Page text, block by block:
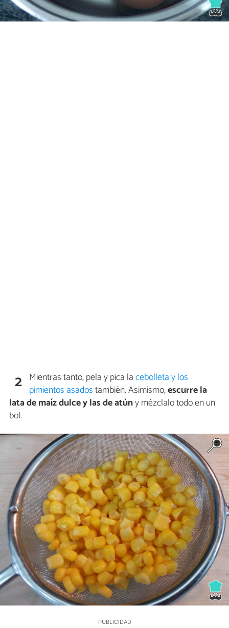
2 Mientras tanto, pela y pica lacebolleta y los
pimientos asadostambién. Asimismo,escurre la
lata de maíz dulce y las de atúny mézclalo todo en un
bol.